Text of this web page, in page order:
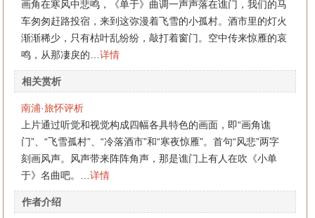
画角在寒风中悲鸣，《单于》曲调一声声落在谯门，我们的马
车匆匆赶路投宿，来到这弥漫着飞雪的小孤村。酒市里的灯火
渐渐稀少，只有枯叶乱纷纷，敲打着窗门。空中传来惊雁的哀
鸣，从那凄戾的…详情
相关赏析
南浦·旅怀评析
上片通过听觉和视觉构成四幅各具特色的画面，即“画角谯
门”、“飞雪孤村”、“冷落酒市”和“寒夜惊雁”。首句“风悲”两字
刻画风声。风声带来阵阵角声，那是谯门上有人在吹《小单
于》名曲吧。…详情
作者介绍